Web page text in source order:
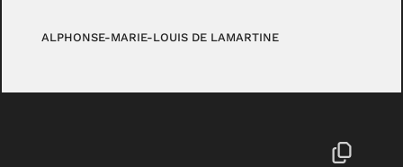
ALPHONSE-MARIE-LOUIS DE LAMARTINE